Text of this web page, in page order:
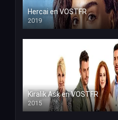
Hercai en VOSTFR
2019
Kiralik Ask en VOSTFR
2015